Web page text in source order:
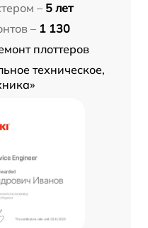
– 5 лет
– 1 130
плоттеров
техническое,